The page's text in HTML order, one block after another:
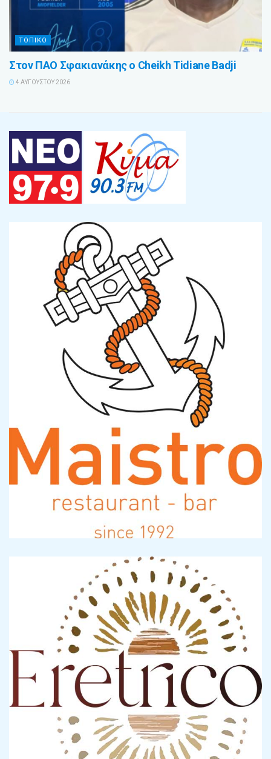
ΤΟΠΙΚΟ
Στον ΠΑΟ Σφακιανάκης ο Cheikh Tidiane Badji
4 ΑΥΓΟΎΣΤΟΥ 2026